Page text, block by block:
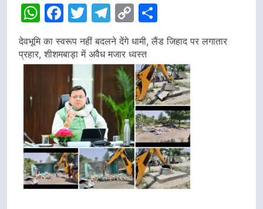
WhatsApp
Facebook
Twitter
Telegram
Copy
Link
देवभूमि का स्वरूप नहीं बदलने देंगे धामी, लैंड जिहाद पर लगातार
प्रहार, शीशमबाड़ा में अवैध मजार ध्वस्त